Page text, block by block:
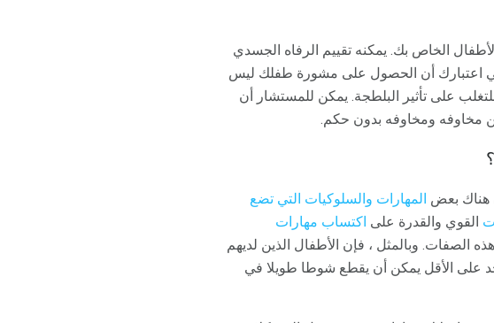
الخاص بك. يمكنه تقييم الرفاه الجسدي
في اعتبارك أن الحصول على مشورة طفلك ليس
على تأثير البلطجة. يمكن للمستشار أن
مخاوفه ومخاوفه بدون حكم.
هناك بعض المهارات والسلوكيات التي تضع
القوي والقدرة على اكتساب مهارات
الصفات. وبالمثل ، فإن الأطفال الذين لديهم
على الأقل يمكن أن يقطع شوطا طويلا في